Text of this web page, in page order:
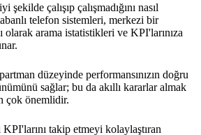
çalışıp çalışmadığını nasıl
telefon sistemleri, merkezi bir
olarak arama istatistikleri ve KPI'larınıza
düzeyinde performansınızın doğru
sağlar; bu da akıllı kararlar almak
çok önemlidir.
takip etmeyi kolaylaştıran